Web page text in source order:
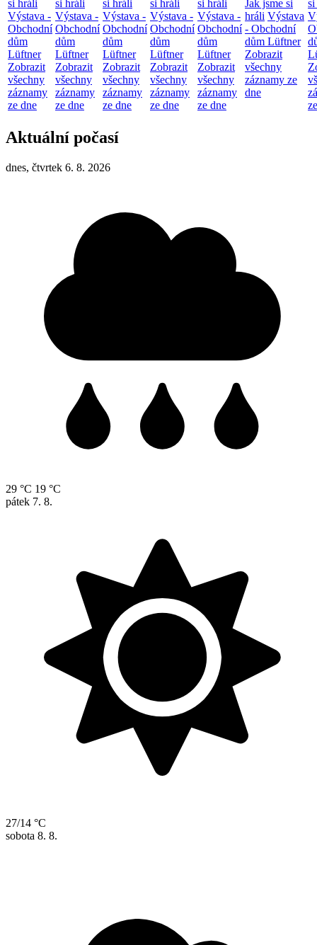
si hráli
Výstava -
Obchodní
dům
Lüftner
Zobrazit
všechny
záznamy
ze dne
si hráli
Výstava -
Obchodní
dům
Lüftner
Zobrazit
všechny
záznamy
ze dne
si hráli
Výstava -
Obchodní
dům
Lüftner
Zobrazit
všechny
záznamy
ze dne
si hráli
Výstava -
Obchodní
dům
Lüftner
Zobrazit
všechny
záznamy
ze dne
si hráli
Výstava -
Obchodní
dům
Lüftner
Zobrazit
všechny
záznamy
ze dne
Jak jsme si
hráli Výstava
- Obchodní
dům Lüftner
Zobrazit
všechny
záznamy ze
dne
Aktuální počasí
dnes, čtvrtek 6. 8. 2026
29 °C 19 °C
pátek 7. 8.
27/14 °C
sobota 8. 8.